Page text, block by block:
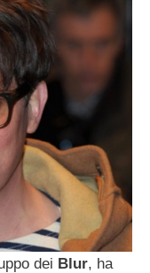
dei Blur, ha